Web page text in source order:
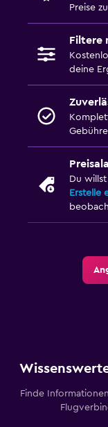
Preise
Filtere
deine
Du
Erstelle
Finde